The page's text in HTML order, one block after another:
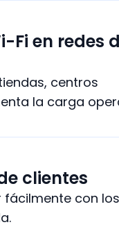
Fi en redes
centros
la carga
clientes
con